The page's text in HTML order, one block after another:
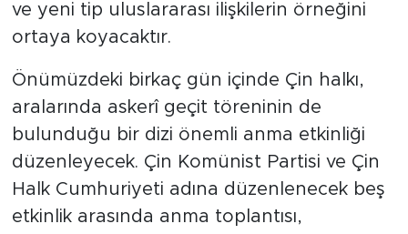
ve yeni tip uluslararası ilişkilerin örneğini
ortaya koyacaktır.
Önümüzdeki birkaç gün içinde Çin halkı,
aralarında askerî geçit töreninin de
bulunduğu bir dizi önemli anma etkinliği
düzenleyecek. Çin Komünist Partisi ve Çin
Halk Cumhuriyeti adına düzenlenecek beş
etkinlik arasında anma toplantısı,